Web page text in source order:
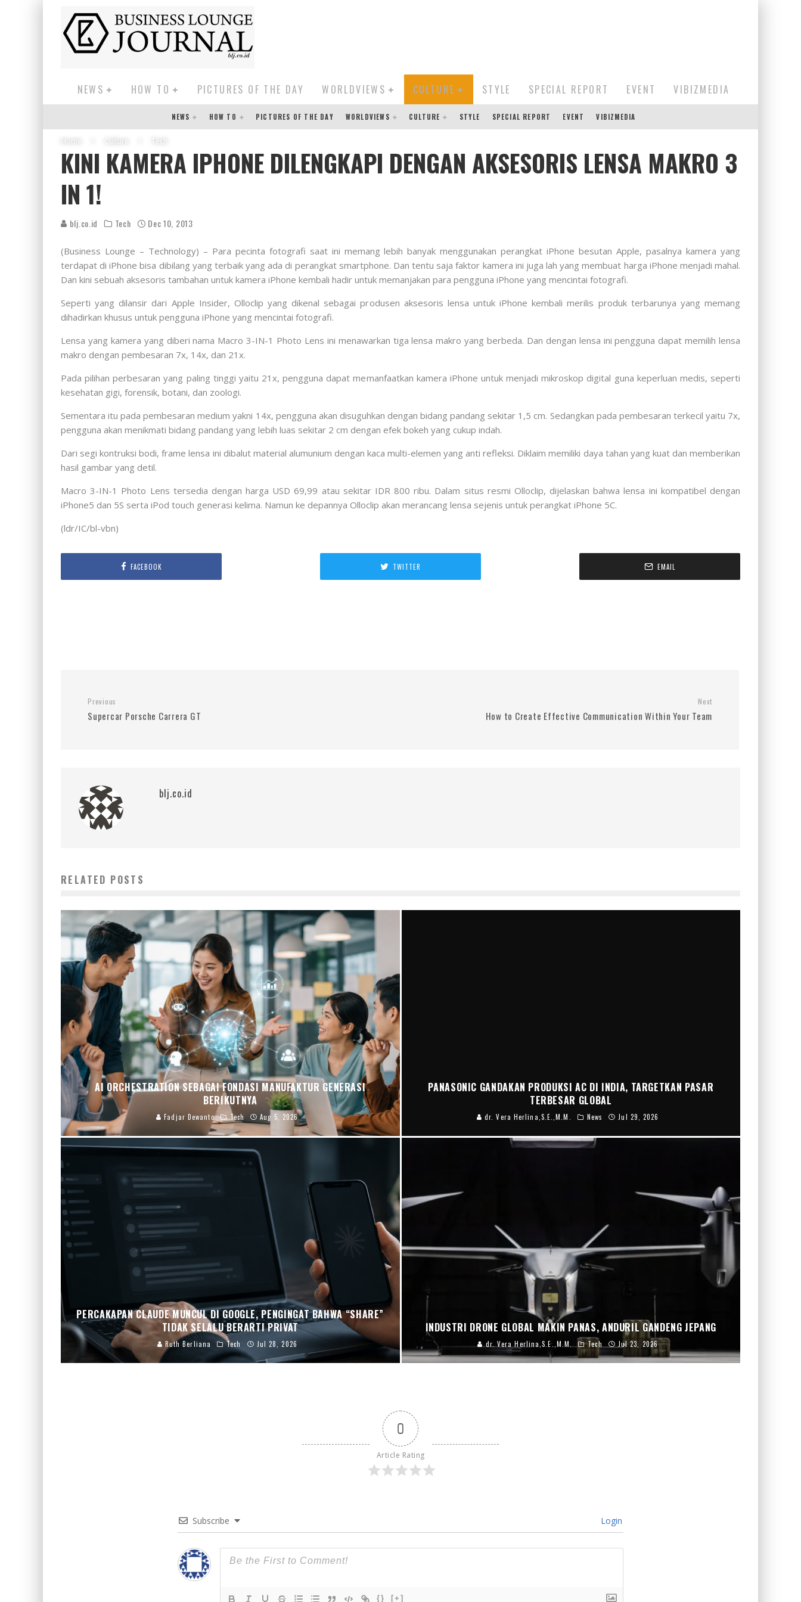
NEWS HOW TO PICTURES OF THE DAY WORLDVIEWS CULTURE STYLE SPECIAL REPORT EVENT VIBIZMEDIA
NEWS HOW TO PICTURES OF THE DAY WORLDVIEWS CULTURE STYLE SPECIAL REPORT EVENT VIBIZMEDIA
Home Culture Tech
KINI KAMERA IPHONE DILENGKAPI DENGAN AKSESORIS LENSA MAKRO 3
IN 1!
blj.co.id Tech Dec 10, 2013
(Business Lounge – Technology) – Para pecinta fotografi saat ini memang lebih banyak menggunakan perangkat iPhone besutan Apple, pasalnya kamera yang
terdapat di iPhone bisa dibilang yang terbaik yang ada di perangkat smartphone. Dan tentu saja faktor kamera ini juga lah yang membuat harga iPhone menjadi mahal.
Dan kini sebuah aksesoris tambahan untuk kamera iPhone kembali hadir untuk memanjakan para pengguna iPhone yang mencintai fotografi.
Seperti yang dilansir dari Apple Insider, Olloclip yang dikenal sebagai produsen aksesoris lensa untuk iPhone kembali merilis produk terbarunya yang memang
dihadirkan khusus untuk pengguna iPhone yang mencintai fotografi.
Lensa yang kamera yang diberi nama Macro 3-IN-1 Photo Lens ini menawarkan tiga lensa makro yang berbeda. Dan dengan lensa ini pengguna dapat memilih lensa
makro dengan pembesaran 7x, 14x, dan 21x.
Pada pilihan perbesaran yang paling tinggi yaitu 21x, pengguna dapat memanfaatkan kamera iPhone untuk menjadi mikroskop digital guna keperluan medis, seperti
kesehatan gigi, forensik, botani, dan zoologi.
Sementara itu pada pembesaran medium yakni 14x, pengguna akan disuguhkan dengan bidang pandang sekitar 1,5 cm. Sedangkan pada pembesaran terkecil yaitu 7x,
pengguna akan menikmati bidang pandang yang lebih luas sekitar 2 cm dengan efek bokeh yang cukup indah.
Dari segi kontruksi bodi, frame lensa ini dibalut material alumunium dengan kaca multi-elemen yang anti refleksi. Diklaim memiliki daya tahan yang kuat dan memberikan
hasil gambar yang detil.
Macro 3-IN-1 Photo Lens tersedia dengan harga USD 69,99 atau sekitar IDR 800 ribu. Dalam situs resmi Olloclip, dijelaskan bahwa lensa ini kompatibel dengan
iPhone5 dan 5S serta iPod touch generasi kelima. Namun ke depannya Olloclip akan merancang lensa sejenis untuk perangkat iPhone 5C.
(ldr/IC/bl-vbn)
FACEBOOK TWITTER EMAIL
Previous
Supercar Porsche Carrera GT
Next
How to Create Effective Communication Within Your Team
blj.co.id
RELATED POSTS
AI ORCHESTRATION SEBAGAI FONDASI MANUFAKTUR GENERASI
BERIKUTNYA
Fadjar Dewanto Tech Aug 5, 2026
PANASONIC GANDAKAN PRODUKSI AC DI INDIA, TARGETKAN PASAR
TERBESAR GLOBAL
dr. Vera Herlina,S.E.,M.M. News Jul 29, 2026
PERCAKAPAN CLAUDE MUNCUL DI GOOGLE, PENGINGAT BAHWA “SHARE”
TIDAK SELALU BERARTI PRIVAT
Ruth Berliana Tech Jul 28, 2026
INDUSTRI DRONE GLOBAL MAKIN PANAS, ANDURIL GANDENG JEPANG
dr. Vera Herlina,S.E.,M.M. Tech Jul 23, 2026
0
Article Rating
Subscribe Login
{} [+]